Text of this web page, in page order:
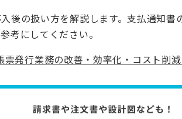
後の扱い方を解説します。支払通知書
考にしてください。
発行業務の改善・効率化・コスト削減